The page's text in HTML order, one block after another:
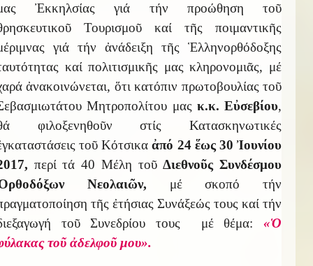
Ἐκκηλσίας γιά τήν προώθηση τοῦ
Τουρισμοῦ καί τῆς ποιμαντικῆς
γιά τήν ἀνάδειξη τῆς Ἑλληνορθόδοξης
καί πολιτισμικῆς μας κληρονομιᾶς, μέ
ἀνακοινώνεται, ὅτι κατόπιν πρωτοβουλίας τοῦ
Μητροπολίτου μας κ.κ. Εὐσεβίου,
φιλοξενηθοῦν στίς Κατασκηνωτικές
τοῦ Κότσικαἀπό 24 ἕως 30 Ἰουνίου
περί τά 40 Μέλη τοῦΔιεθνοῦς Συνδέσμου
Νεολαιῶν, μέ σκοπό τήν
τῆς ἐτήσιας Συνάξεώς τους καί τήν
τοῦ Συνεδρίου τους μέ θέμα: «Ὁ
τοῦ ἀδελφοῦ μου».